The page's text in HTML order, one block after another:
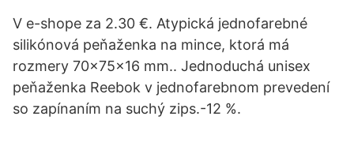
V e-shope za 2.30 €. Atypická jednofarebné
silikónová peňaženka na mince, ktorá má
rozmery 70×75×16 mm.. Jednoduchá unisex
peňaženka Reebok v jednofarebnom prevedení
so zapínaním na suchý zips.-12 %.